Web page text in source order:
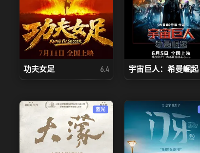
功夫女足 6.4 宇宙巨人：希曼崛起
蓝光